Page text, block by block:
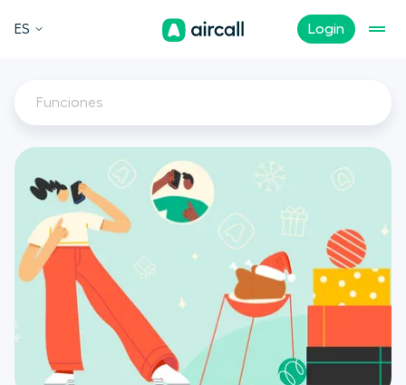
Login
ES
Funciones